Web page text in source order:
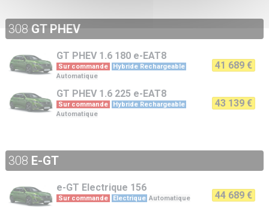
308 GT PHEV
GT PHEV 1.6 180 e-EAT8
Sur commande
Hybride Rechargeable
Automatique
41 689 €
GT PHEV 1.6 225 e-EAT8
Sur commande
Hybride Rechargeable
Automatique
43 139 €
308 E-GT
e-GT Electrique 156
Sur commande Electrique Automatique 44 689 €